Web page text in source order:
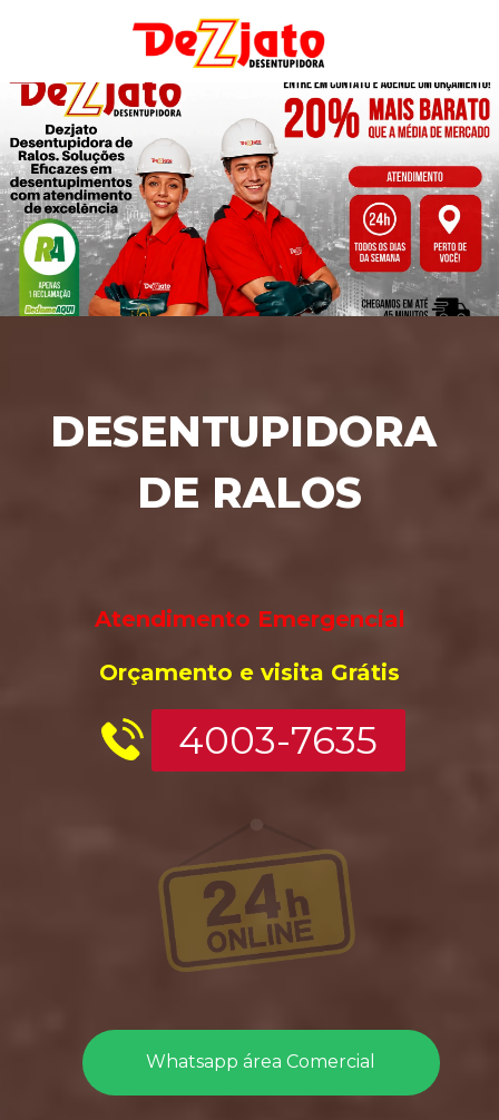
DESENTUPIDORA
DE RALOS
Atendimento Emergencial
Orçamento e visita Grátis
4003-7635
Whatsapp área Comercial